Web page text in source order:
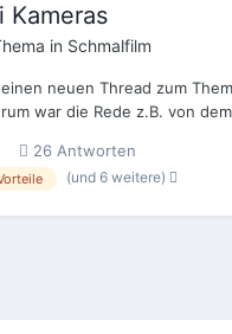
Kameras
in Schmalfilm
neuen Thread zum
war die Rede z.B. von
finde ich interessant.
nach den besten bzw.
26 Antworten
(und 6 weitere)